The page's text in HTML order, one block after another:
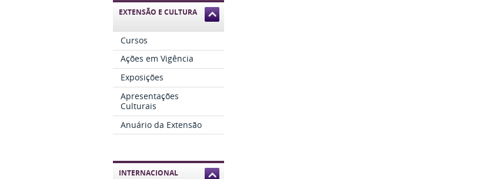
EXTENSÃO E CULTURA
Cursos
Ações em Vigência
Exposições
Apresentações
Culturais
Anuário da Extensão
INTERNACIONAL